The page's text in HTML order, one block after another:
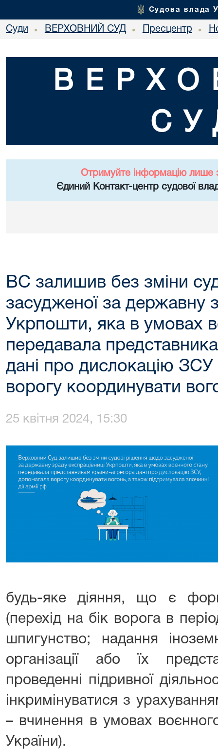
Судова влада
Суди • ВЕРХОВНИЙ СУД • Пресцентр •
Отримуйте інформацію лише
Єдиний Контакт-центр судової
ВС залишив без зміни
засудженої за державну
Укрпошти, яка в умовах
передавала
дані про дислокацію ЗСУ
ворогу координувати
25 квітня 2024, 15:30
будь-яке діяння, що є
(перехід на бік ворога в
шпигунство; надання
організації або їх
проведенні підривної
інкримінуватися з
– вчинення в умовах
України).